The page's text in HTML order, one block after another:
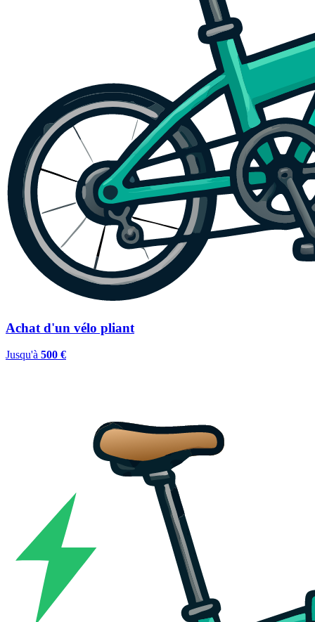
Achat d'un vélo pliant
Jusqu'à 500 €